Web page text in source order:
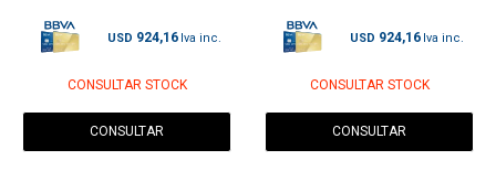
USD 924,16
CONSULTAR STOCK
CONSULTAR
USD 924,16
CONSULTAR STOCK
CONSULTAR